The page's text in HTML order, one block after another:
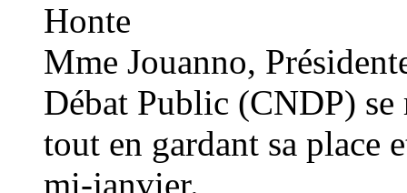
Honte
Mme Jouanno,
Débat Public (CNDP)
tout en gardant sa place
mi-janvier.